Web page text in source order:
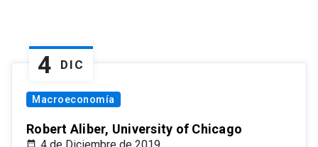
4 DIC
Macroeconomía
Robert Aliber, University of Chicago